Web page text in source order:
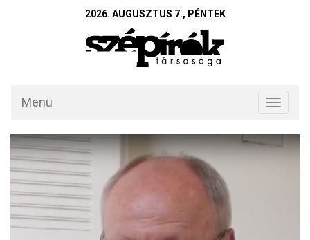
2026. AUGUSZTUS 7., PÉNTEK
Toggle
Menü